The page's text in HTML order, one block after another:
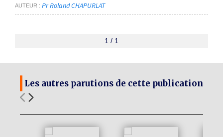
AUTEUR Pr Roland CHAPURLAT
1 / 1
Les autres parutions de cette publication